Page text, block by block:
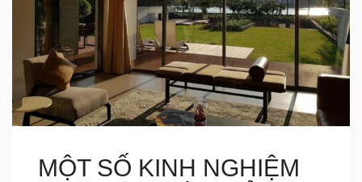
MỘT SỐ KINH NGHIỆM